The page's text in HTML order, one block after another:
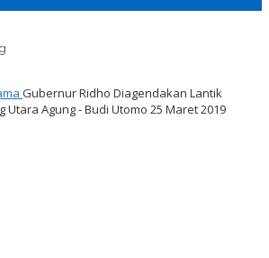
Gubernur Ridho Diagendakan Lantik
Agung - Budi Utomo 25 Maret 2019